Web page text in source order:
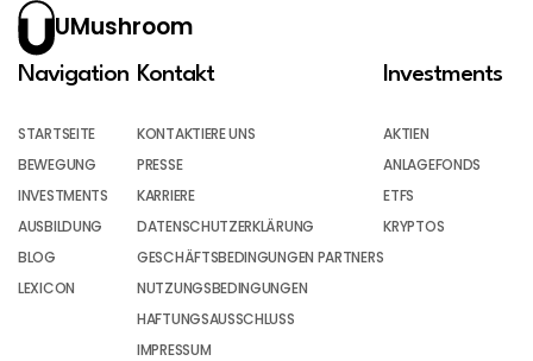
UMushroom
Navigation
STARTSEITE
BEWEGUNG
INVESTMENTS
AUSBILDUNG
BLOG
LEXICON
Kontakt
KONTAKTIERE UNS
PRESSE
KARRIERE
DATENSCHUTZERKLÄRUNG
GESCHÄFTSBEDINGUNGEN PARTNERS
NUTZUNGSBEDINGUNGEN
HAFTUNGSAUSSCHLUSS
IMPRESSUM
Investments
AKTIEN
ANLAGEFONDS
ETFS
KRYPTOS